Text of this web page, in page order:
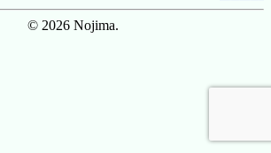
© 2026 Nojima.